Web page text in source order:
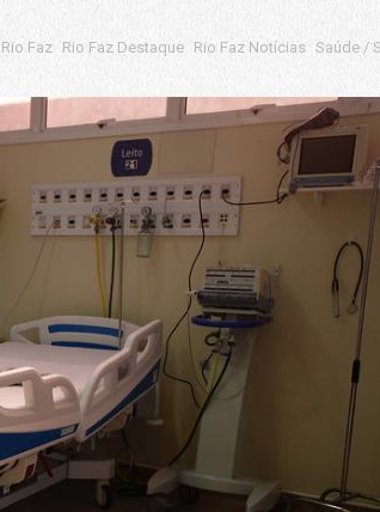
Rio Faz Rio Faz Destaque Rio Faz Notícias Saúde /